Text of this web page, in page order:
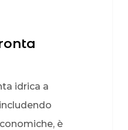
idrica a
è